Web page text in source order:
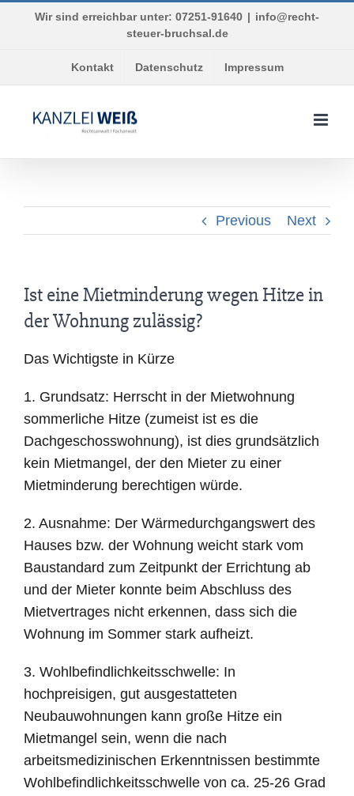
Wir sind erreichbar unter: 07251-91640 | info@recht-
steuer-bruchsal.de
Kontakt Datenschutz Impressum
Previous Next
Ist eine Mietminderung wegen Hitze in
der Wohnung zulässig?
Das Wichtigste in Kürze
1. Grundsatz: Herrscht in der Mietwohnung
sommerliche Hitze (zumeist ist es die
Dachgeschosswohnung), ist dies grundsätzlich
kein Mietmangel, der den Mieter zu einer
Mietminderung berechtigen würde.
2. Ausnahme: Der Wärmedurchgangswert des
Hauses bzw. der Wohnung weicht stark vom
Baustandard zum Zeitpunkt der Errichtung ab
und der Mieter konnte beim Abschluss des
Mietvertrages nicht erkennen, dass sich die
Wohnung im Sommer stark aufheizt.
3. Wohlbefindlichkeitsschwelle: In
hochpreisigen, gut ausgestatteten
Neubauwohnungen kann große Hitze ein
Mietmangel sein, wenn die nach
arbeitsmedizinischen Erkenntnissen bestimmte
Wohlbefindlichkeitsschwelle von ca. 25-26 Grad